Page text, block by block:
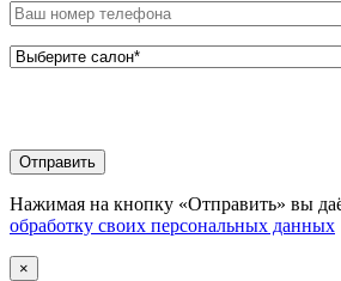
Нажимая на кнопку «Отправить» вы
обработку своих персональных данных
×